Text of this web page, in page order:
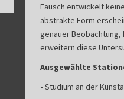
Fausch entwickelt
abstrakte Form
genauer
erweitern diese
Ausgewählte
• Studium an der